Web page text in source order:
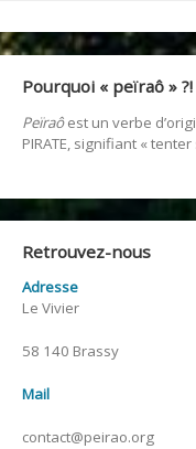
Pourquoi « peïraô » ?!
Peïraôest un verbe
PIRATE, signifiant «
Retrouvez-nous
Adresse
Le Vivier
58 140 Brassy
Mail
contact@peirao.org